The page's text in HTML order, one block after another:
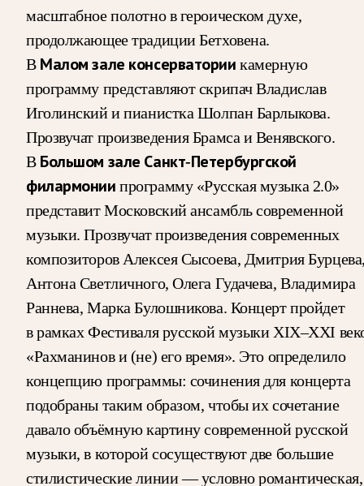
масштабное полотно в героическом духе,
продолжающее традиции Бетховена.
В Малом зале консерватории камерную
программу представляют скрипач Владислав
Иголинский и пианистка Шолпан Барлыкова.
Прозвучат произведения Брамса и Венявского.
В Большом зале Санкт-Петербургской
филармонии программу «Русская музыка 2.0»
представит Московский ансамбль современной
музыки. Прозвучат произведения современных
композиторов Алексея Сысоева, Дмитрия
Антона Светличного, Олега Гудачева, Владимира
Раннева, Марка Булошникова. Концерт пройдет
в рамках Фестиваля русской музыки XIX–XXI
«Рахманинов и (не) его время». Это определило
концепцию программы: сочинения для концерта
подобраны таким образом, чтобы их сочетание
давало объёмную картину современной русской
музыки, в которой сосуществуют две большие
стилистические линии — условно романтическая,